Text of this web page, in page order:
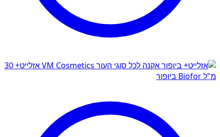
אזלייט+ 30
מ"ל Biofor ביופור